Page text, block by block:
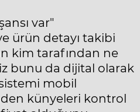
var"
ürün detayı takibi
kim tarafından ne
bunu da dijital olarak
mobil
künyeleri kontrol